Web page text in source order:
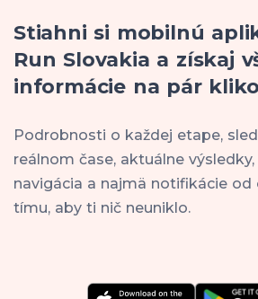
Stiahni si mobilnú
Run Slovakia a získaj
informácie na pár
Podrobnosti o každej etape,
reálnom čase, aktuálne výsledky,
navigácia a najmä notifikácie od
tímu, aby ti nič neuniklo.